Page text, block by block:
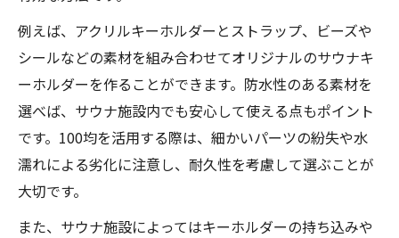
例えば、アクリルキーホルダーとストラップ、ビーズや
シールなどの素材を組み合わせてオリジナルのサウナキ
ーホルダーを作ることができます。防水性のある素材を
選べば、サウナ施設内でも安心して使える点もポイント
です。100均を活用する際は、細かいパーツの紛失や水
濡れによる劣化に注意し、耐久性を考慮して選ぶことが
大切です。
また、サウナ施設によってはキーホルダーの持ち込みや